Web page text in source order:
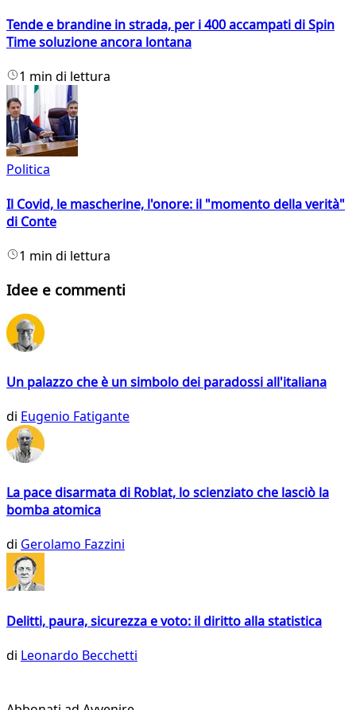
Tende e brandine in strada, per i 400 accampati di Spin
Time soluzione ancora lontana
1 min di lettura
Politica
Il Covid, le mascherine, l'onore: il "momento della verità"
di Conte
1 min di lettura
Idee e commenti
Un palazzo che è un simbolo dei paradossi all'italiana
di Eugenio Fatigante
La pace disarmata di Roblat, lo scienziato che lasciò la
bomba atomica
di Gerolamo Fazzini
Delitti, paura, sicurezza e voto: il diritto alla statistica
di Leonardo Becchetti